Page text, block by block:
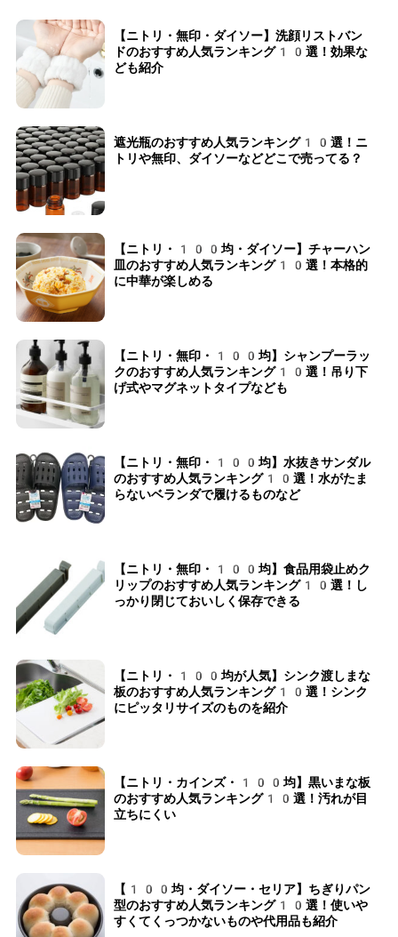
【ニトリ・無印・ダイソー】洗顔リストバン
ドのおすすめ人気ランキング10選！効果な
ども紹介
遮光瓶のおすすめ人気ランキング10選！ニ
トリや無印、ダイソーなどどこで売ってる？
【ニトリ・100均・ダイソー】チャーハン
皿のおすすめ人気ランキング10選！本格的
に中華が楽しめる
【ニトリ・無印・100均】シャンプーラッ
クのおすすめ人気ランキング10選！吊り下
げ式やマグネットタイプなども
【ニトリ・無印・100均】水抜きサンダル
のおすすめ人気ランキング10選！水がたま
らないベランダで履けるものなど
【ニトリ・無印・100均】食品用袋止めク
リップのおすすめ人気ランキング10選！し
っかり閉じておいしく保存できる
【ニトリ・100均が人気】シンク渡しまな
板のおすすめ人気ランキング10選！シンク
にピッタリサイズのものを紹介
【ニトリ・カインズ・100均】黒いまな板
のおすすめ人気ランキング10選！汚れが目
立ちにくい
【100均・ダイソー・セリア】ちぎりパン
型のおすすめ人気ランキング10選！使いや
すくてくっつかないものや代用品も紹介